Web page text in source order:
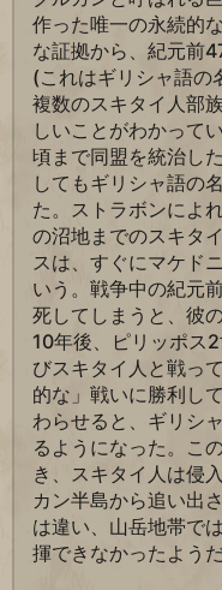
作った唯一の永続的
な証拠から、紀元前
(これはギリシャ語の
複数のスキタイ人部
しいことがわかって
頃まで同盟を統治し
してもギリシャ語の
た。ストラボンによ
の沼地までのスキタ
スは、すぐにマケド
いう。戦争中の紀元
死してしまうと、彼
10年後、ピリッポス
びスキタイ人と戦っ
的な」戦いに勝利し
わらせると、ギリシ
るようになった。こ
き、スキタイ人は侵
カン半島から追い出
は違い、山岳地帯で
揮できなかったようだ